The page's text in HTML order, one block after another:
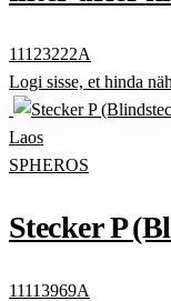
11123222A
Logi sisse, et hinda
Laos
SPHEROS
Stecker P
11113969A